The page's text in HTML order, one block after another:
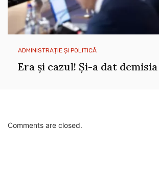
ADMINISTRAȚIE ȘI POLITICĂ
Era și cazul! Și-a dat demisia
Comments are closed.